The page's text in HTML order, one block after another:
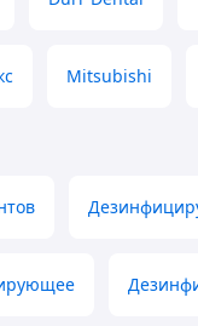
Mitsubishi